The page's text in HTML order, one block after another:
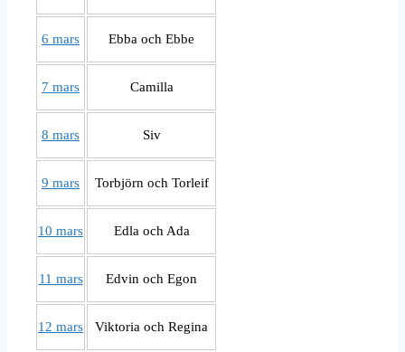
6 mars Ebba och Ebbe
7 mars Camilla
8 mars Siv
9 mars Torbjörn och Torleif
10 mars Edla och Ada
11 mars Edvin och Egon
12 mars Viktoria och Regina